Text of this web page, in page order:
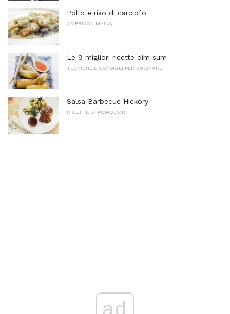
Pollo e riso di carciofo
AMERICAN MAINS
Le 9 migliori ricette dim sum
TECNICHE E CONSIGLI PER CUCINARE
Salsa Barbecue Hickory
RICETTE DI POMODORI
ad